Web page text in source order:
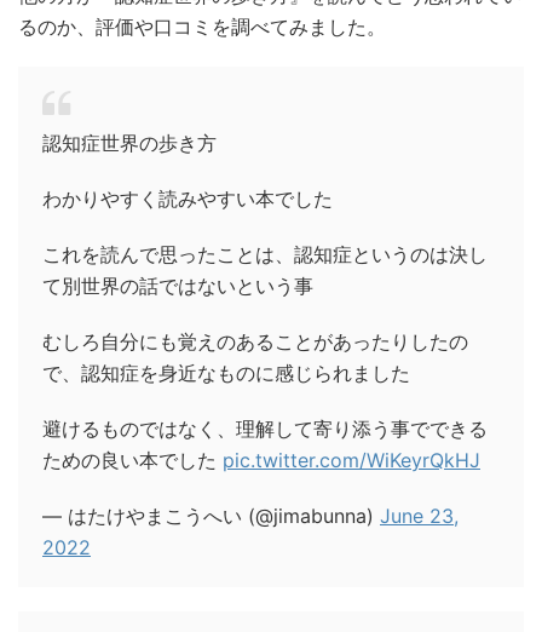
るのか、評価や口コミを調べてみました。
認知症世界の歩き方
わかりやすく読みやすい本でした
これを読んで思ったことは、認知症というのは決し
て別世界の話ではないという事
むしろ自分にも覚えのあることがあったりしたの
で、認知症を身近なものに感じられました
避けるものではなく、理解して寄り添う事でできる
ための良い本でした pic.twitter.com/WiKeyrQkHJ
— はたけやまこうへい (@jimabunna) June 23,
2022